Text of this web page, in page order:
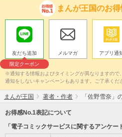
まんが王国のお
友だち追加
限定クーポン
メルマガ アプリ通
※通知する情報およびタイミングが異なりますの
通知をしないキャンペーンもあります。ご了承くだ
まんが王国 著者・作者 「佐野雪奈」
お得感No.1表記について
「電子コミックサービスに関するアンケー